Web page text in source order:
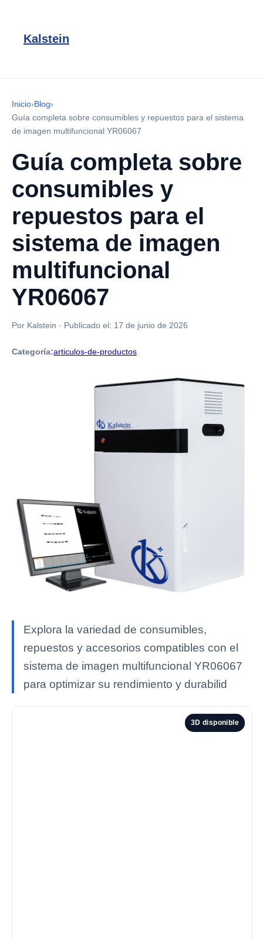
Kalstein
Inicio›Blog›
Guía completa sobre consumibles y repuestos para el sistema
de imagen multifuncional YR06067
Guía completa sobre
consumibles y
repuestos para el
sistema de imagen
multifuncional
YR06067
Por Kalstein · Publicado el: 17 de junio de 2026
Categoría:articulos-de-productos
Explora la variedad de consumibles,
repuestos y accesorios compatibles con el
sistema de imagen multifuncional YR06067
para optimizar su rendimiento y durabilid
3D disponible